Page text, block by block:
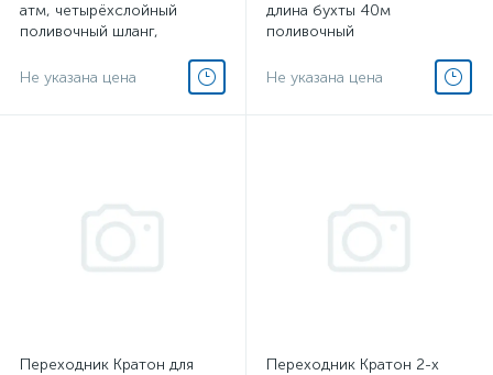
атм, четырёхслойный
поливочный шланг,
Не указана цена
длина бухты 40м
поливочный
Не указана цена
Переходник Кратон для
Переходник Кратон 2-х